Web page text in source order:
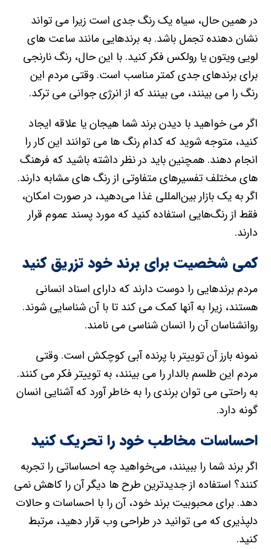
در همین حال، سیاه یک رنگ جدی است زیرا می تواند
نشان دهنده تجمل باشد. به برندهایی مانند ساعت های
لویی ویتون یا رولکس فکر کنید. با این حال، رنگ نارنجی
برای برندهای جدی کمتر مناسب است. وقتی مردم این
رنگ را می بینند، می بینند که از انرژی جوانی می ترکد.
اگر می خواهید با دیدن برند شما هیجان یا علاقه ایجاد
کنید، متوجه شوید که کدام رنگ ها می توانند این کار را
انجام دهند. همچنین باید در نظر داشته باشید که فرهنگ
های مختلف تفسیرهای متفاوتی از رنگ های مشابه دارند.
اگر به یک بازار بین‌المللی غذا می‌دهید، در صورت امکان،
فقط از رنگ‌هایی استفاده کنید که مورد پسند عموم قرار
دارند.
کمی شخصیت برای برند خود تزریق کنید
مردم برندهایی را دوست دارند که دارای اسناد انسانی
هستند، زیرا به آنها کمک می کند تا با آن شناسایی شوند.
روانشناسان آن را انسان شناسی می نامند.
نمونه بارز آن توییتر با پرنده آبی کوچکش است. وقتی
مردم این طلسم بالدار را می بینند، به توییتر فکر می کنند.
به راحتی می توان برندی را به خاطر آورد که آشنایی انسان
گونه دارد.
احساسات مخاطب خود را تحریک کنید
اگر برند شما را ببینند، می‌خواهید چه احساساتی را تجربه
کنند؟ استفاده از جدیدترین طرح ها دیگر آن را کاهش نمی
دهد. برای محبوبیت برند خود، آن را با احساسات و حالات
دلپذیری که می توانید در طراحی وب قرار دهید، مرتبط
کنید.